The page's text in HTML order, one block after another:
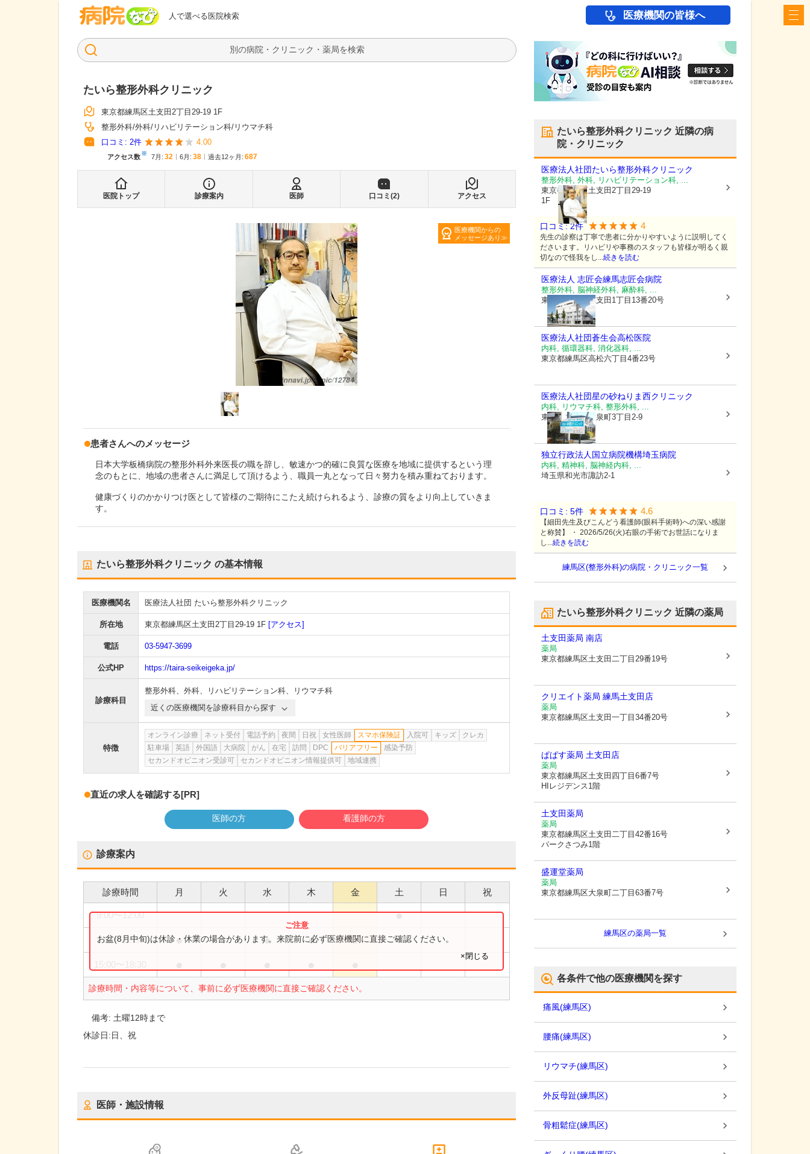
人で選べる医院検索
病院なび 医療機関の皆様へ
検索
たいら整形外科クリニック
東京都練馬区土支田2丁目29-19 1F
整形外科 外科 リハビリテーション科 リウマチ科
口コミ: 2件 4.00
アクセス数※ 7月 : 32 6月 : 38 過去12ヶ月: 687
医院トップ 診療案内 医師 口コミ(2) アクセス
医療機関からの
メッセージあり
患者さんへのメッセージ
日本大学板橋病院の整形外科外来医長の職を辞し、敏速かつ的確に良質な医療を地域に提供するという理
念のもとに、地域の患者さんに満足して頂けるよう、職員一丸となって日々努力を積み重ねております。
健康づくりのかかりつけ医として皆様のご期待にこたえ続けられるよう、診療の質をより向上していきま
す。
たいら整形外科クリニック の基本情報
医療機関名 医療法人社団 たいら整形外科クリニック
所在地 東京都練馬区土支田2丁目29-19 1F [アクセス]
電話 03-5947-3699
公式HP https://taira-seikeigeka.jp/
診療科目
整形外科、 外科、 リハビリテーション科、
リウマチ科
近くの医療機関を診療科目から探す
特徴
オンライン診療 ネット受付 電話予約 夜間 日祝 女性医師 スマホ保険証 入院可 キッズ
クレカ
駐車場
英語 外国語 大病院 がん 在宅 訪問 DPC バリアフリー
感染予防
セカンドオピニオン受診可
セカンドオピニオン情報提供可 地域連携
直近の求人を確認する[PR]
医師の方 看護師の方
診療案内
診療時間 月 火 水 木 金 土 日 祝
9:00〜12:00 ●
9:00〜12:30 ● ● ● ● ●
診療時間・内容等について、事前に必ず医療機関に直接ご確認ください。
お盆(8月中旬)は休診・休業の場合があります。来院前に必ず医療機関に直接ご確認ください。
×閉じる
備考: 土曜12時まで
休診日:日、祝
医師・施設情報
たいら整形外科クリニック 近隣の病
院・クリニック
医療法人社団 たいら整形外科クリニック
整形外科, 外科, リハビリテーション科, ...
東京都練馬区土支田2丁目29-19
1F
口コミ:2件 4
先生の診察は丁寧で患者に分かりやすいように説明してく
ださいます。リハビリや事務のスタッフも皆様が明るく親
切なので怪我をし...続きを読む
医療法人 志匠会練馬志匠会病院
整形外科, 脳神経外科, 麻酔科, ...
東京都練馬区土支田1丁目13番20号
医療法人社団蒼生会高松医院
内科, 循環器科, 消化器科, ...
東京都練馬区高松六丁目4番23号
医療法人社団星の砂ねりま西クリニック
内科, リウマチ科, 整形外科, ...
東京都練馬区大泉町3丁目2-9
独立行政法人国立病院機構埼玉病院
内科, 精神科, 脳神経内科, ...
埼玉県和光市諏訪2-1
口コミ: 5件 4.6
【細田先生及びこんどう看護師(眼科手術時)への深い感謝
と称賛】 ・ 2026/5/26(火)右眼の手術でお世話になりま
し...続きを読む
練馬区(整形外科)の病院・クリニック一覧
たいら整形外科クリニック 近隣の薬局
土支田薬局 南店
薬局
東京都練馬区土支田二丁目29番19号
クリエイト薬局 練馬土支田店
薬局
東京都練馬区土支田一丁目34番20号
ぱぱす薬局 土支田店
薬局
東京都練馬区土支田四丁目6番7号
HIレジデンス1階
土支田薬局
薬局
東京都練馬区土支田二丁目42番16号
パークさつみ1階
盛運堂薬局
薬局
東京都練馬区大泉町二丁目63番7号
練馬区の薬局一覧
各条件で他の医療機関を探す
痛風(練馬区)
腰痛(練馬区)
リウマチ(練馬区)
外反母趾(練馬区)
骨粗鬆症(練馬区)